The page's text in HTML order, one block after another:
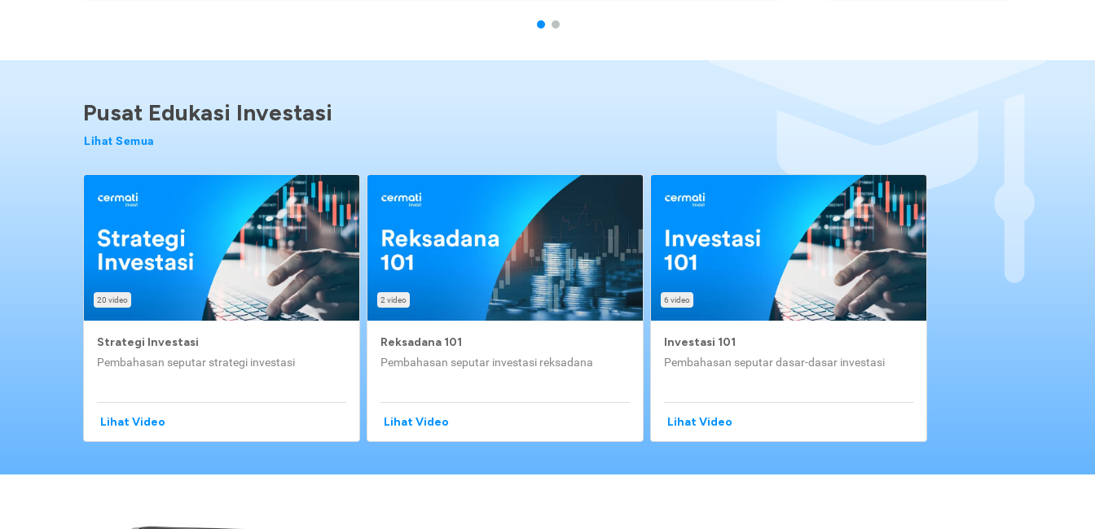
Pusat Edukasi Investasi
Lihat Semua
20 video
Strategi Investasi
Pembahasan seputar strategi investasi
Lihat Video
2 video
Reksadana 101
Pembahasan seputar investasi reksadana
Lihat Video
6 video
Investasi 101
Pembahasan seputar dasar-dasar investasi
Lihat Video